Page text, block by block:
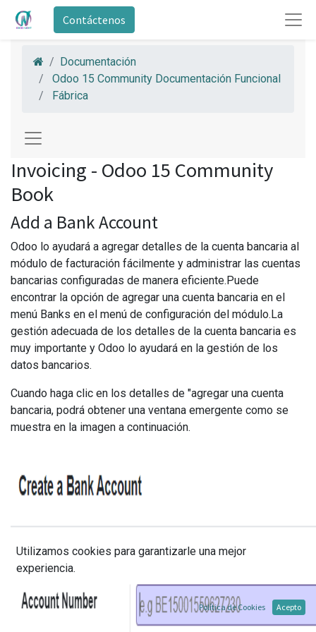
Contáctenos
Documentación
Odoo 15 Community Documentación Funcional
Fábrica
Invoicing - Odoo 15 Community
Book
Add a Bank Account
Odoo lo ayudará a agregar detalles de la cuenta bancaria al
módulo de facturación fácilmente y administrar las cuentas
bancarias configuradas de manera eficiente.Puede
encontrar la opción de agregar una cuenta bancaria en el
menú Banks en el menú de configuración del módulo.La
gestión adecuada de los detalles de la cuenta bancaria es
muy importante y Odoo lo ayudará en la gestión de los
datos bancarios.
Cuando haga clic en los detalles de "agregar una cuenta
bancaria, podrá obtener una ventana emergente como se
muestra en la imagen a continuación.
Utilizamos cookies para garantizarle una mejor
experiencia.
Política de Cookies Acepto